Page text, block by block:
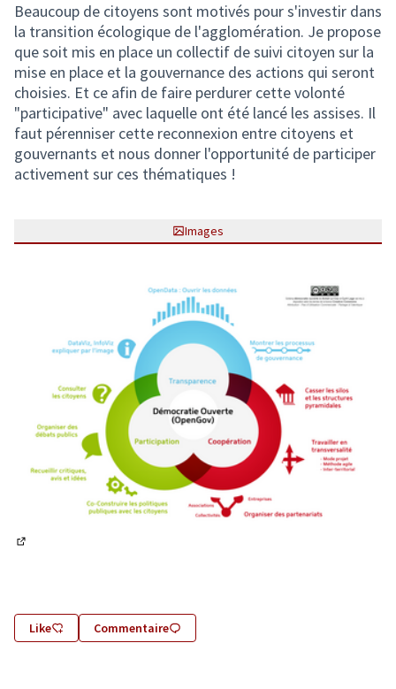
Beaucoup de citoyens sont motivés pour s'investir dans
la transition écologique de l'agglomération. Je propose
que soit mis en place un collectif de suivi citoyen sur la
mise en place et la gouvernance des actions qui seront
choisies. Et ce afin de faire perdurer cette volonté
"participative" avec laquelle ont été lancé les assises. Il
faut pérenniser cette reconnexion entre citoyens et
gouvernants et nous donner l'opportunité de participer
activement sur ces thématiques !
Images
Like Commentaire